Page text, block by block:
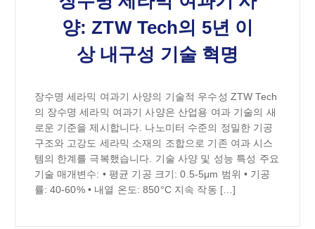
양: ZTW Tech의 5년 이
상 내구성 기술 혁명
장수명 세라믹 여과기 사양의 기술적 우수성 ZTW Tech
의 장수명 세라믹 여과기 사양은 산업용 여과 기술의 새
로운 기준을 제시합니다. 나노미터 수준의 정밀한 기공
구조와 고강도 세라믹 소재의 조합으로 기존 여과 시스
템의 한계를 극복했습니다. 기술 사양 및 성능 특성 주요
기술 매개변수: • 평균 기공 크기: 0.5-5μm 범위 • 기공
률: 40-60% • 내열 온도: 850°C 지속 작동 […]